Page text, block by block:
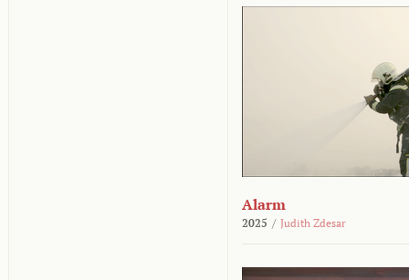
Alarm
2025 / Judith Zdesar